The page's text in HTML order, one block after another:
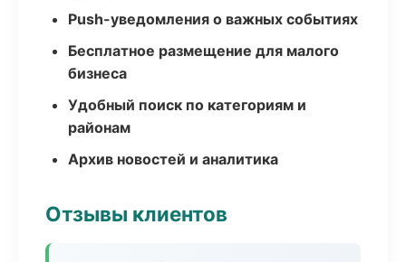
Push-уведомления о важных событиях
Бесплатное размещение для малого
бизнеса
Удобный поиск по категориям и
районам
Архив новостей и аналитика
Отзывы клиентов